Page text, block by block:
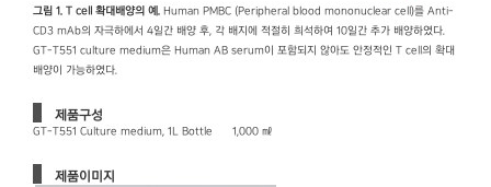
그림 1. T cell 확대배양의 예. Human PMBC (Peripheral blood mononuclear cell)를 Anti-
CD3 mAb의 자극하에서 4일간 배양 후, 각 배지에 적절히 희석하여 10일간 추가 배양하였다.
GT-T551 culture medium은 Human AB serum이 포함되지 않아도 안정적인 T cell의 확대
배양이 가능하였다.
제품구성
GT-T551 Culture medium, 1L Bottle 1,000 ㎖
제품이미지